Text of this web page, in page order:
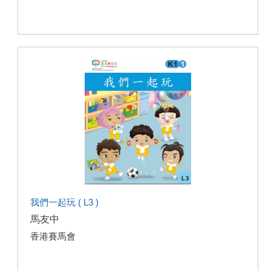
我們一起玩 ( L3 )
馬友中
香港賽馬會